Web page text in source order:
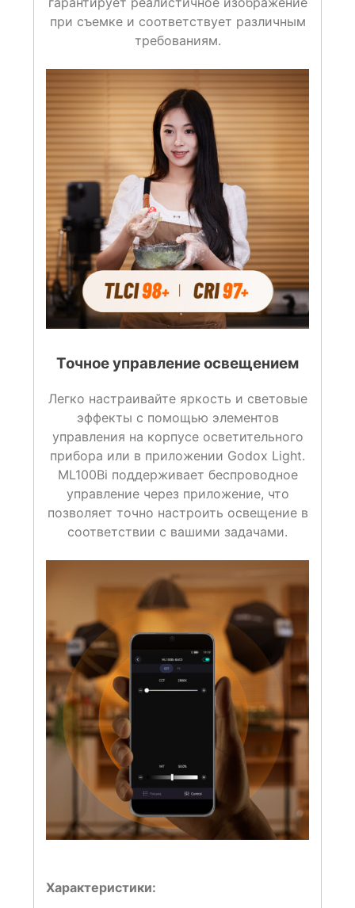
при съемке и соответствует различным
требованиям.
Точное управление освещением
Легко настраивайте яркость и световые
эффекты с помощью элементов
управления на корпусе осветительного
прибора или в приложении Godox Light.
ML100Bi поддерживает беспроводное
управление через приложение, что
позволяет точно настроить освещение в
соответствии с вашими задачами.
Характеристики: